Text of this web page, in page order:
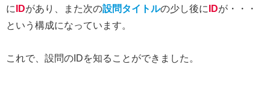
に IDがあり、また次の設問タイトルの少し後に IDが・・・
という構成になっています。
これで、設問のIDを知ることができました。